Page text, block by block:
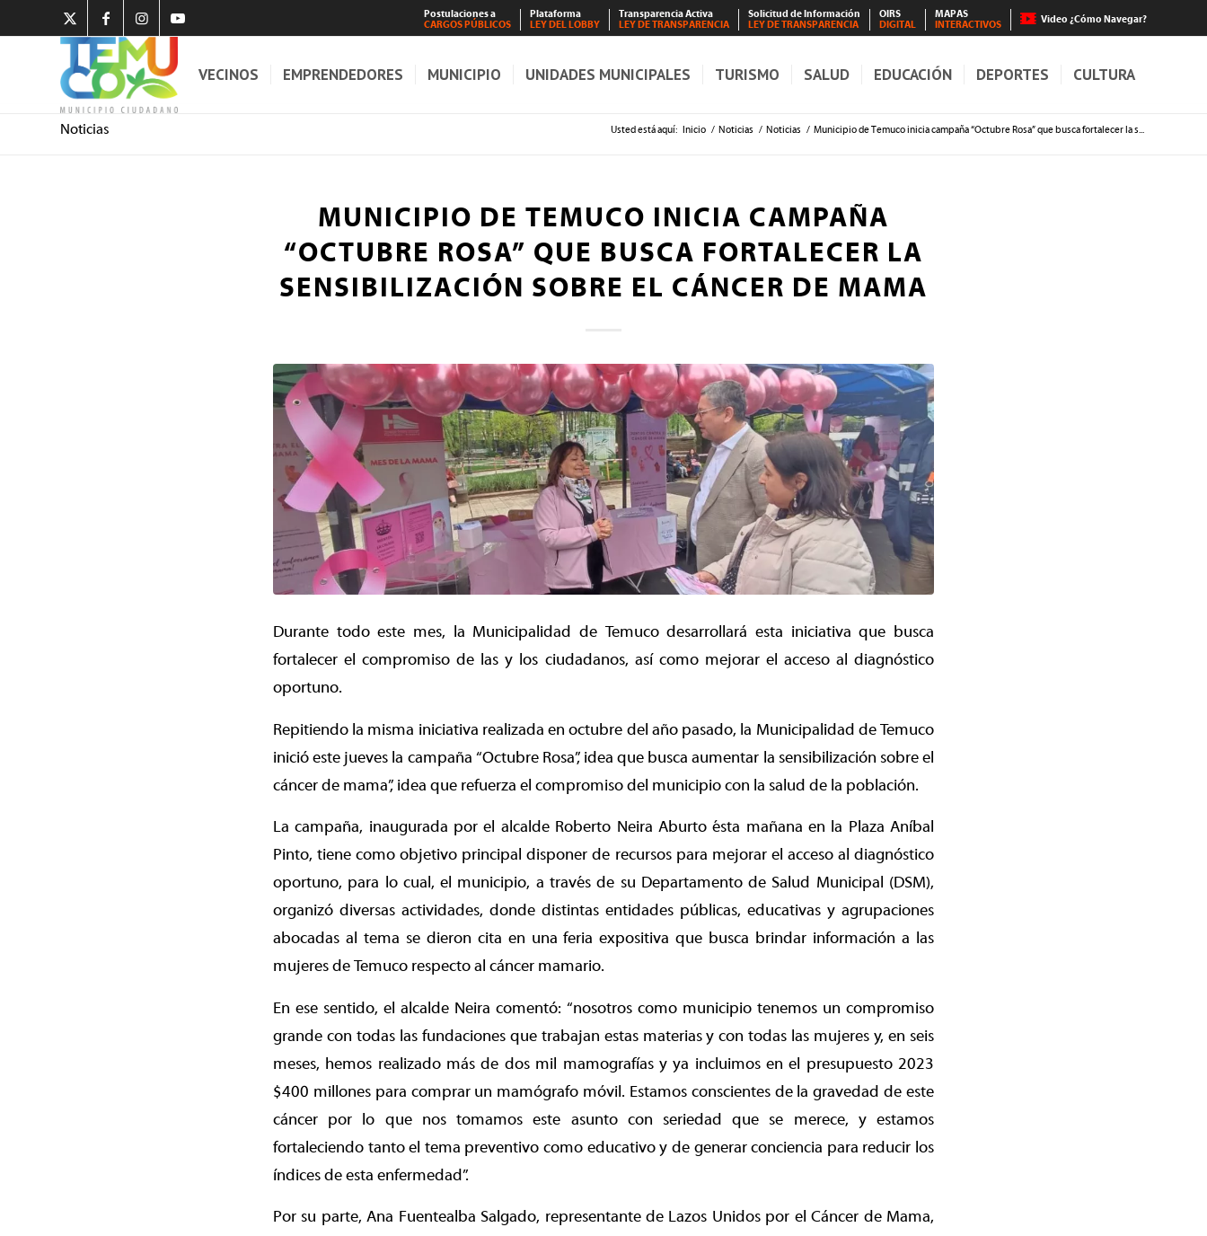
Postulaciones a
CARGOS PÚBLICOS
Plataforma
LEY DEL LOBBY
Transparencia Activa
LEY DE TRANSPARENCIA
Solicitud de Información
LEY DE TRANSPARENCIA
OIRS
DIGITAL
MAPAS
INTERACTIVOS
Video ¿Cómo Navegar?
VECINOS EMPRENDEDORES MUNICIPIO UNIDADES MUNICIPALES TURISMO SALUD EDUCACIÓN DEPORTES CULTURA
Noticias Usted está aquí: Inicio / Noticias / Noticias / Municipio de Temuco inicia campaña “Octubre Rosa” que busca fortalecer la s...
MUNICIPIO DE TEMUCO INICIA CAMPAÑA
“OCTUBRE ROSA” QUE BUSCA FORTALECER LA
SENSIBILIZACIÓN SOBRE EL CÁNCER DE MAMA
Durante todo este mes, la Municipalidad de Temuco desarrollará esta iniciativa que busca
fortalecer el compromiso de las y los ciudadanos, así como mejorar el acceso al diagnóstico
oportuno.
Repitiendo la misma iniciativa realizada en octubre del año pasado, la Municipalidad de Temuco
inició este jueves la campaña “Octubre Rosa”, idea que busca aumentar la sensibilización sobre el
cáncer de mama”, idea que refuerza el compromiso del municipio con la salud de la población.
La campaña, inaugurada por el alcalde Roberto Neira Aburto ésta mañana en la Plaza Aníbal
Pinto, tiene como objetivo principal disponer de recursos para mejorar el acceso al diagnóstico
oportuno, para lo cual, el municipio, a través de su Departamento de Salud Municipal (DSM),
organizó diversas actividades, donde distintas entidades públicas, educativas y agrupaciones
abocadas al tema se dieron cita en una feria expositiva que busca brindar información a las
mujeres de Temuco respecto al cáncer mamario.
En ese sentido, el alcalde Neira comentó: “nosotros como municipio tenemos un compromiso
grande con todas las fundaciones que trabajan estas materias y con todas las mujeres y, en seis
meses, hemos realizado más de dos mil mamografías y ya incluimos en el presupuesto 2023
$400 millones para comprar un mamógrafo móvil. Estamos conscientes de la gravedad de este
cáncer por lo que nos tomamos este asunto con seriedad que se merece, y estamos
fortaleciendo tanto el tema preventivo como educativo y de generar conciencia para reducir los
índices de esta enfermedad”.
Por su parte, Ana Fuentealba Salgado, representante de Lazos Unidos por el Cáncer de Mama,